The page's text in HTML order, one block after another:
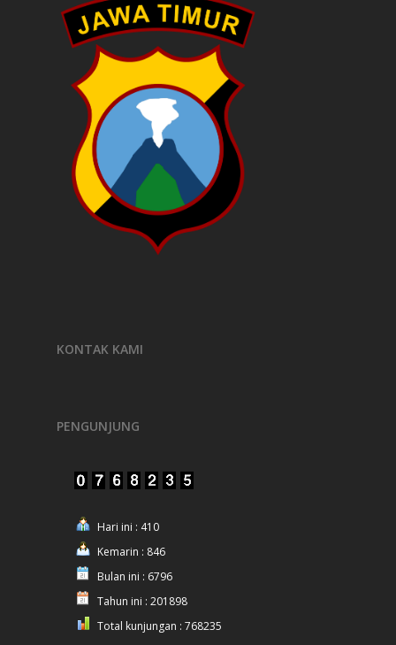
KONTAK KAMI
PENGUNJUNG
Hari ini : 410
Kemarin : 846
Bulan ini : 6796
Tahun ini : 201898
Total kunjungan : 768235